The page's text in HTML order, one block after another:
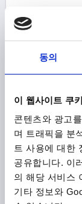
동의
이 웹사이트 쿠
콘텐츠와 광고
며 트래픽을 분
트 사용에 대한
공유합니다. 이
의 해당 서비스
기타 정보와
스터럽 모양 핸
(PPA) 검회색
보어 홀 간격
타입=B
B=21
₩39,480
부가세 별도